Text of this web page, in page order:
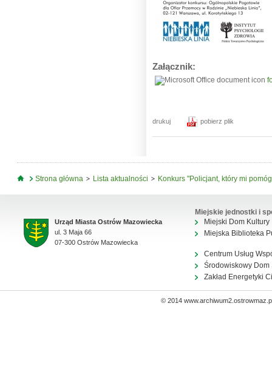
Załącznik:
drukuj pobierz plik
Jesteś tutaj
Strona główna Lista aktualności Konkurs "Policjant, który mi
Urząd Miasta Ostrów Mazowiecka
ul. 3 Maja 66
07-300 Ostrów Mazowiecka
Miejskie jednostki i
Miejski Dom Kultury
Miejska Biblioteka
Centrum Usług
Środowiskowy Dom
Zakład Energetyki
© 2014